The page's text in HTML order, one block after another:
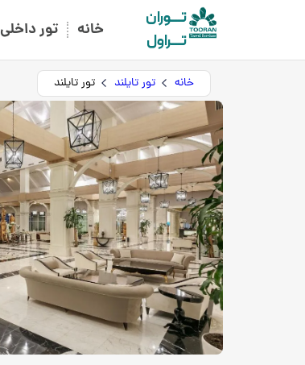
تـــوران
تـــراول
خانه تور داخلی
خانه تور تایلند تور تایلند